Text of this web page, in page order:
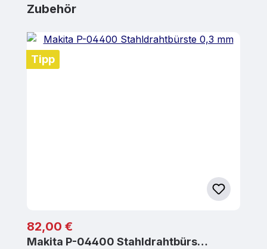
Produktgalerie überspringen
Zubehör
Tipp
Regulärer Preis:
82,00 €
Makita P-04400 Stahldrahtbürs…